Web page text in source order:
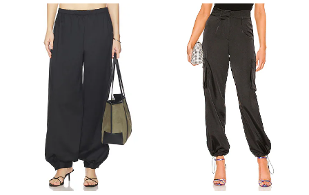
WP64. EAP10053 U26.